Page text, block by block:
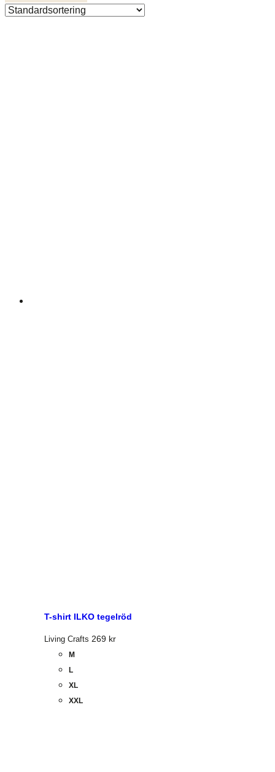
T-shirt ILKO tegelröd
Living Crafts 269 kr
M
L
XL
XXL